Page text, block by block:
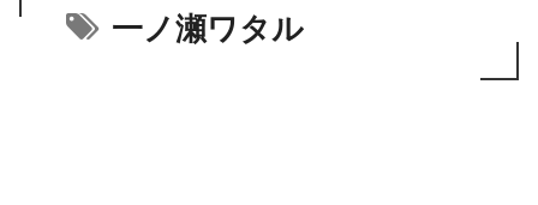
一ノ瀬ワタル